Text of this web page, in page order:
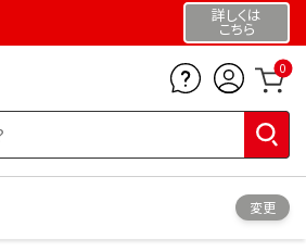
詳しくは
こちら
0
変更